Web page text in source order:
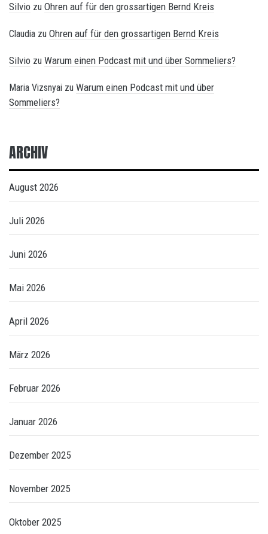
Silvio zu Ohren auf für den grossartigen Bernd Kreis
Claudia zu Ohren auf für den grossartigen Bernd Kreis
Silvio zu Warum einen Podcast mit und über Sommeliers?
Maria Vizsnyai zu Warum einen Podcast mit und über
Sommeliers?
ARCHIV
August 2026
Juli 2026
Juni 2026
Mai 2026
April 2026
März 2026
Februar 2026
Januar 2026
Dezember 2025
November 2025
Oktober 2025